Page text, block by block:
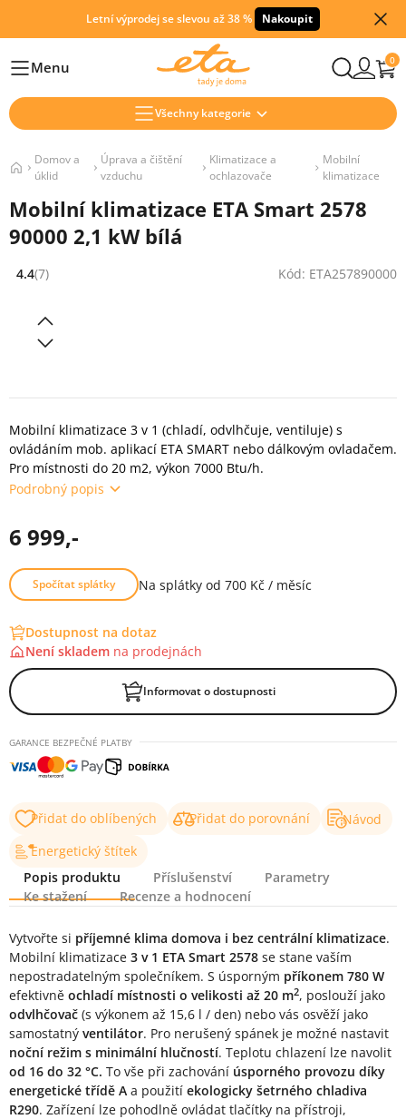
Letní výprodej se slevou až 38 % Nakoupit
HlavníMenu 0
Všechny kategorie
Domov a
úklid
Úprava a čištění
vzduchu
Klimatizace a
ochlazovače
Mobilní
klimatizace
Mobilní klimatizace ETA Smart 2578
90000 2,1 kW bílá
Hodnocení: 4.4 z 5 (7 recenzí)
4.4(7) Kód: ETA257890000
Mobilní klimatizace 3 v 1 (chladí, odvlhčuje, ventiluje) s
ovládáním mob. aplikací ETA SMART nebo dálkovým ovladačem.
Pro místnosti do 20 m2, výkon 7000 Btu/h.
Podrobný popis
6 999,-
Spočítat splátky Na splátky od 700 Kč / měsíc
Dostupnost na dotaz
Není skladem na prodejnách
Informovat o dostupnosti
GARANCE BEZPEČNÉ PLATBY
Přidat do oblíbených Přidat do porovnání
Návod
Energetický štítek
Popis produktu
Příslušenství
Parametry
Ke stažení
Recenze a hodnocení
Popis produktu
Vytvořte si příjemné klima domova i bez centrální klimatizace.
Mobilní klimatizace 3 v 1 ETA Smart 2578 se stane vaším
nepostradatelným společníkem. S úsporným příkonem 780 W
efektivně ochladí místnosti o velikosti až 20 m2, poslouží jako
odvlhčovač (s výkonem až 15,6 l / den) nebo vás osvěží jako
samostatný ventilátor. Pro nerušený spánek je možné nastavit
noční režim s minimální hlučností. Teplotu chlazení lze navolit
od 16 do 32 °C. To vše při zachování úsporného provozu díky
energetické třídě A a použití ekologicky šetrného chladiva
R290. Zařízení lze pohodlně ovládat tlačítky na přístroji,